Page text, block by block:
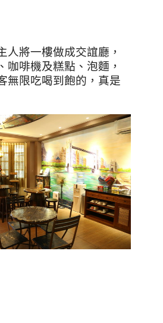
人將一樓做成交誼廳，
咖啡機及糕點、泡麵，
無限吃喝到飽的，真是